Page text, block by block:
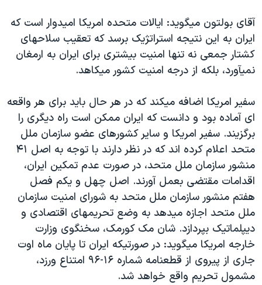
آقای بولتون ميگويد: ايالات متحده امريکا اميدوار است که
ايران به اين نتيجه استراتژيک برسد که تعقيب سلاحهای
کشتار جمعی نه تنها امنيت بيشتری برای ايران به ارمغان
نميآورد، بلکه از درجه امنيت کشور ميکاهد.
سفير امريکا اضافه ميکند که در هر حال بايد برای هر واقعه
ای آماده بود و دانست که ايران ممکن است راه ديگری را
برگزيند. سفير امريکا و ساير کشورهای عضو سازمان ملل
متحد اعلام کرده اند که در نظر دارند با توجه به اصل ۴۱
منشور سازمان ملل متحد، در صورت عدم تمکين ايران،
اقدامات مقتضی بعمل آورند. اصل چهل و يکم فصل
هفتم منشور سازمان ملل متحد به شورای امنيت سازمان
ملل متحد اجازه ميدهد به وضع تحريمهای اقتصادی و
ديپلماتيک بپردازد. شان مک کورمک، سخنگوی وزارت
خارجه امريکا ميگويد: در صورتيکه ايران تا پايان ماه اوت
جاری از پيروی از قطعنامه شماره ۱۶-۹۶ امتناع ورزد،
مشمول تحريم واقع خواهد شد.